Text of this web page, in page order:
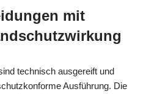
mit
technisch ausgereift und
Ausführung. Die